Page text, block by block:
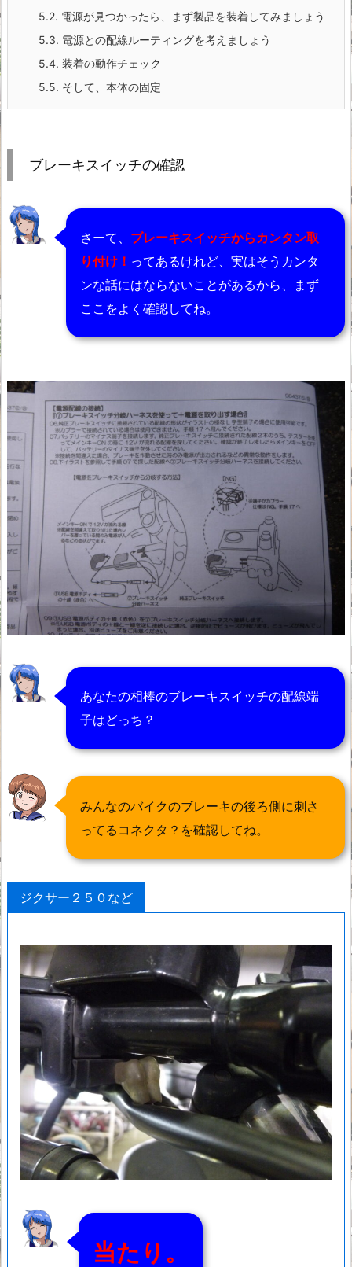
5.2. 電源が見つかったら、まず製品を装着してみましょう
5.3. 電源との配線ルーティングを考えましょう
5.4. 装着の動作チェック
5.5. そして、本体の固定
ブレーキスイッチの確認
さーて、 ブレーキスイッチからカンタン取
り付け！ ってあるけれど、実はそうカンタ
ンな話にはならないことがあるから、まず
ここをよく確認してね。
あなたの相棒のブレーキスイッチの配線端
子はどっち？
みんなのバイクのブレーキの後ろ側に刺さ
ってるコネクタ？を確認してね。
ジクサー２５０など
当たり。